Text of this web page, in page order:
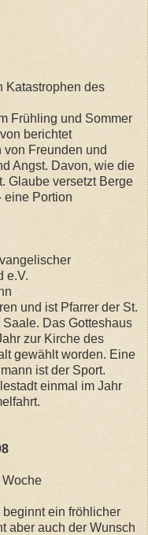
Katastrophen des
Frühling und Sommer
berichtet
Freunden und
Angst. Davon, wie die
Glaube versetzt Berge
eine Portion
e.V.
und ist Pfarrer der St.
Das Gotteshaus
zur Kirche des
gewählt worden. Eine
ist der Sport.
einmal im Jahr
Woche
ein fröhlicher
aber auch der Wunsch